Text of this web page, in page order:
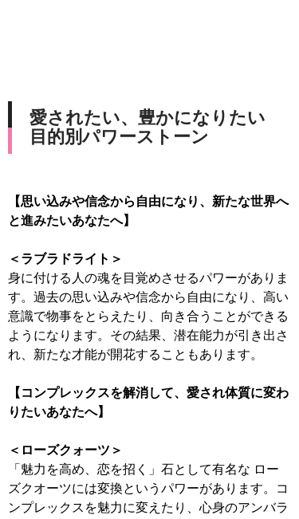
愛されたい、豊かになりたい
目的別パワーストーン
【思い込みや信念から自由になり、新たな世界へ
と進みたいあなたへ】
＜ラブラドライト＞
身に付ける人の魂を目覚めさせるパワーがありま
す。過去の思い込みや信念から自由になり、高い
意識で物事をとらえたり、向き合うことができる
ようになります。その結果、潜在能力が引き出さ
れ、新たな才能が開花することもあります。
【コンプレックスを解消して、愛され体質に変わ
りたいあなたへ】
＜ローズクォーツ＞
「魅力を高め、恋を招く」石として有名な ロー
ズクオーツには変換というパワーがあります。コ
ンプレックスを魅力に変えたり、心身のアンバラ